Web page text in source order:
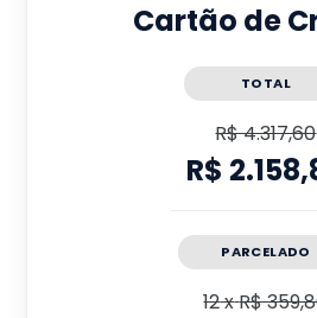
Cartão de
TOTAL
R$ 4.317,60
R$
PARCELADO
12xR$